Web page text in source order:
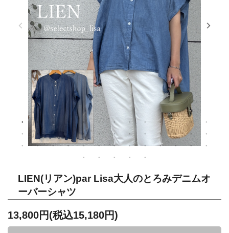
LIEN(リアン)par Lisa大人のとろみデニムオ
ーバーシャツ
13,800円(税込15,180円)